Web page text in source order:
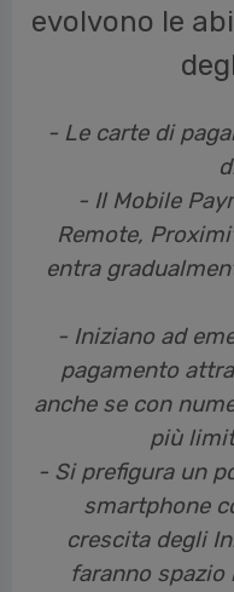
evolvono le
- Le carte di
- Il Mobile
Remote,
entra
- Iniziano ad
pagamento
anche se con
più
- Si prefigura un
smartphone
crescita degli
faranno